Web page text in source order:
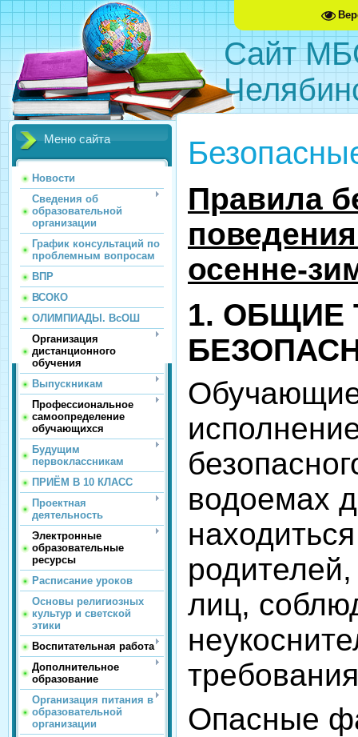
Сайт
Меню сайта
Новости
Сведения об
образовательной
организации
График консультаций по
проблемным вопросам
ВПР
ВСОКО
ОЛИМПИАДЫ. ВсОШ
Организация
дистанционного
обучения
Выпускникам
Профессиональное
самоопределение
обучающихся
Будущим
первоклассникам
ПРИЁМ В 10 КЛАСС
Проектная
деятельность
Электронные
образовательные
ресурсы
Расписание уроков
Основы религиозных
культур и светской
этики
Воспитательная работа
Дополнительное
образование
Организация питания в
образовательной
организации
Правила
осенне-
1. ОБЩИЕ
водоемах
лиц,
Опасные